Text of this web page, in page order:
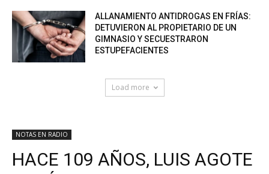
ALLANAMIENTO ANTIDROGAS EN FRÍAS:
DETUVIERON AL PROPIETARIO DE UN
GIMNASIO Y SECUESTRARON
ESTUPEFACIENTES
Load more